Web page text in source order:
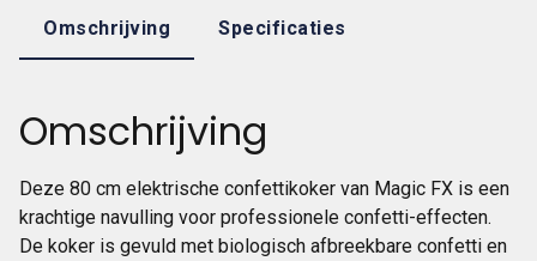
Omschrijving Specificaties
Omschrijving
Deze 80 cm elektrische confettikoker van Magic FX is een
krachtige navulling voor professionele confetti-effecten.
De koker is gevuld met biologisch afbreekbare confetti en